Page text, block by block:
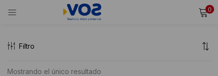
0
INICIAR SESIÓN
Ingresa tu usuario y contraseña para iniciar sesión.
Filtro
Mostrando el único resultado